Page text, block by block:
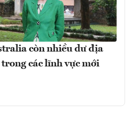
còn nhiều dư địa
các lĩnh vực mới